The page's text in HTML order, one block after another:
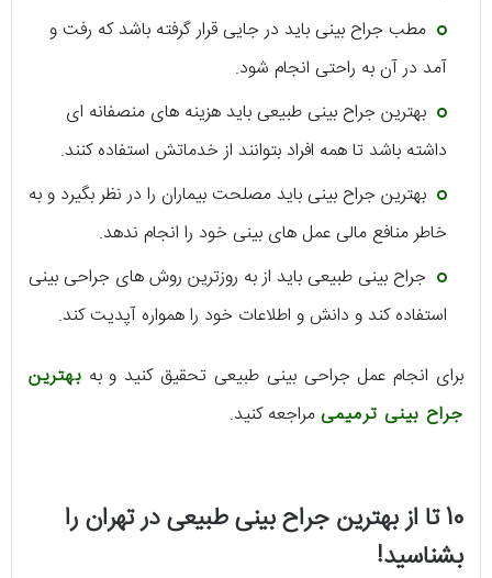
مطب جراح بینی باید در جایی قرار گرفته باشد که رفت و
آمد در آن به راحتی انجام شود.
بهترین جراح بینی طبیعی باید هزینه های منصفانه ای
داشته باشد تا همه افراد بتوانند از خدماتش استفاده کنند.
بهترین جراح بینی باید مصلحت بیماران را در نظر بگیرد و به
خاطر منافع مالی عمل های بینی خود را انجام ندهد.
جراح بینی طبیعی باید از به روزترین روش های جراحی بینی
استفاده کند و دانش و اطلاعات خود را همواره آپدیت کند.
برای انجام عمل جراحی بینی طبیعی تحقیق کنید و بهبهترین
جراح بینی ترمیمیمراجعه کنید.
10 تا از بهترین جراح بینی طبیعی در تهران را
بشناسید!